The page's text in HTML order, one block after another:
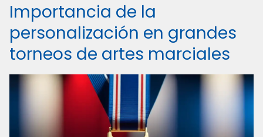
Importancia de la
personalización en grandes
torneos de artes marciales